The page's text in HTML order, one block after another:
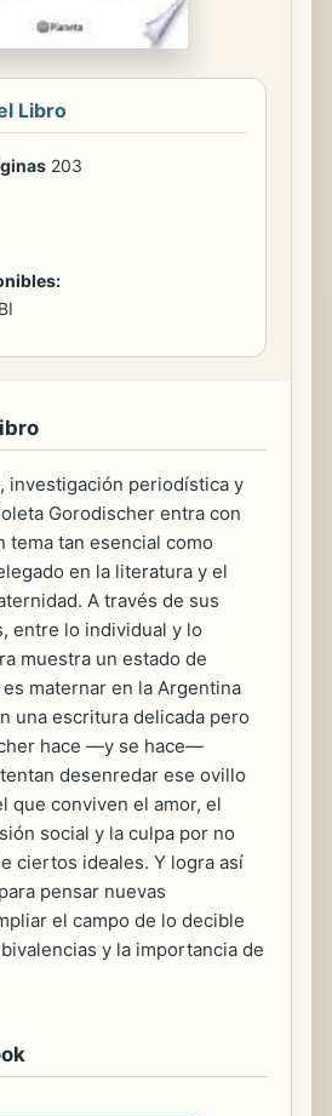
Libro
203
investigación periodística y
Gorodischer entra con
tema tan esencial como
en la literatura y el
A través de sus
entre lo individual y lo
muestra un estado de
maternar en la Argentina
una escritura delicada pero
hace —y se hace—
desenredar ese ovillo
que conviven el amor, el
social y la culpa por no
ciertos ideales. Y logra así
pensar nuevas
el campo de lo decible
y la importancia de